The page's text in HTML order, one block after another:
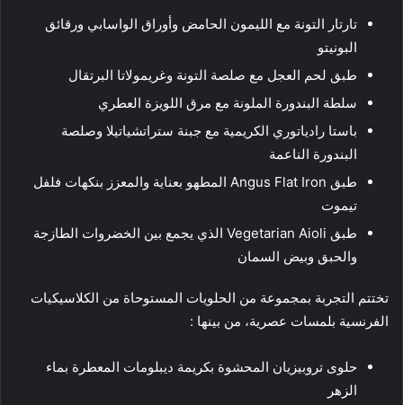
تارتار التونة مع الليمون الحامض وأوراق الواسابي ورقائق
البونيتو
طبق لحم العجل مع صلصة التونة وغريمولاتا البرتقال
سلطة البندورة الملونة مع مرق اللويزة العطري
باستا رادياتوري الكريمية مع جبنة ستراتشياتيلا وصلصة
البندورة الناعمة
طبق Angus Flat Iron المطهو بعناية والمعزز بنكهات فلفل
تيموت
طبق Vegetarian Aioli الذي يجمع بين الخضروات الطازجة
والحبق وبيض السمان
تختتم التجربة بمجموعة من الحلويات المستوحاة من الكلاسيكيات
الفرنسية بلمسات عصرية، من بينها :
حلوى تروبيزيان المحشوة بكريمة ديبلومات المعطرة بماء
الزهر